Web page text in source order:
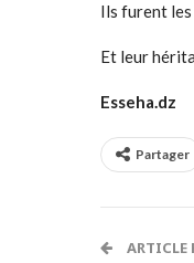
Ils furent les
Et leur
Esseha.dz
Partager
ARTICLE